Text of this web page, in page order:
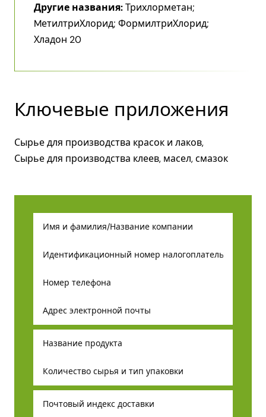
Другие названия:Трихлорметан;
MетилтриХлорид; ФормилтриХлорид;
Хладон 20
Ключевые приложения
Сырье для производства красок и лаков,
Сырье для производства клеев, масел, смазок